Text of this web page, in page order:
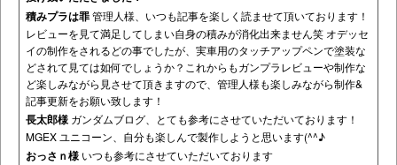
積みプラは罪管理人様、いつも記事を楽しく読ませて頂いております！
レビューを見て満足してしまい自身の積みが消化出来ません笑 オデッセ
イの制作をされるどの事でしたが、実車用のタッチアップペンで塗装な
どされて見ては如何でしょうか？これからもガンプラレビューや制作な
ど楽しみながら見させて頂きますので、管理人様も楽しみながら制作&
記事更新をお願い致します！
長太郎様 ガンダムブログ、とても参考にさせていただいております！
MGEX ユニコーン、自分も楽しんで製作しようと思います(^^♪
おっさｎ様 いつも参考にさせていただいております